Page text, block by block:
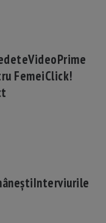
VideoPrime
FemeiClick!
Interviurile